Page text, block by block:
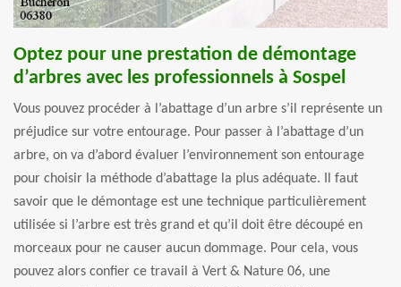
Optez pour une prestation de démontage
d’arbres avec les professionnels à Sospel
Vous pouvez procéder à l’abattage d’un arbre s’il représente un
préjudice sur votre entourage. Pour passer à l’abattage d’un
arbre, on va d’abord évaluer l’environnement son entourage
pour choisir la méthode d’abattage la plus adéquate. Il faut
savoir que le démontage est une technique particulièrement
utilisée si l’arbre est très grand et qu’il doit être découpé en
morceaux pour ne causer aucun dommage. Pour cela, vous
pouvez alors confier ce travail à Vert & Nature 06, une